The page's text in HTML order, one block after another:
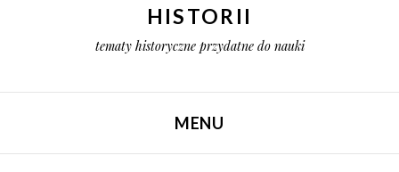
HISTORII
tematy historyczne przydatne do nauki
MENU